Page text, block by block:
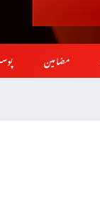
مضامین